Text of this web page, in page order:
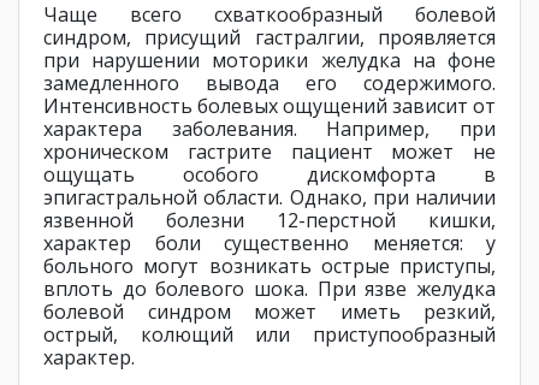
Чаще всего схваткообразный болевой
синдром, присущий гастралгии, проявляется
при нарушении моторики желудка на фоне
замедленного вывода его содержимого.
Интенсивность болевых ощущений зависит от
характера заболевания. Например, при
хроническом гастрите пациент может не
ощущать особого дискомфорта в
эпигастральной области. Однако, при наличии
язвенной болезни 12-перстной кишки,
характер боли существенно меняется: у
больного могут возникать острые приступы,
вплоть до болевого шока. При язве желудка
болевой синдром может иметь резкий,
острый, колющий или приступообразный
характер.